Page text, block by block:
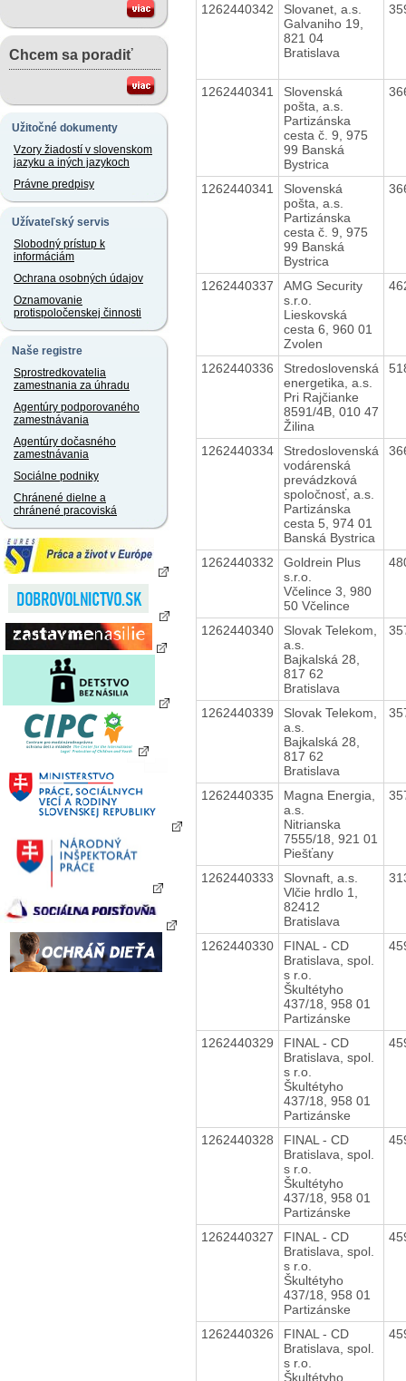
Chcem sa poradiť
Užitočné dokumenty
Vzory žiadostí v slovenskom
jazyku a iných jazykoch
Právne predpisy
Užívateľský servis
Slobodný prístup k
informáciám
Ochrana osobných údajov
Oznamovanie
protispoločenskej činnosti
Naše registre
Sprostredkovatelia
zamestnania za úhradu
Agentúry podporovaného
zamestnávania
Agentúry dočasného
zamestnávania
Sociálne podniky
Chránené dielne a
chránené pracoviská
1262440342
Slovanet, a.s.
Galvaniho 19,
821 04
Bratislava
1262440341
Slovenská
pošta, a.s.
Partizánska
cesta č. 9, 975
99 Banská
Bystrica
1262440341
Slovenská
pošta, a.s.
Partizánska
cesta č. 9, 975
99 Banská
Bystrica
1262440337
AMG Security
s.r.o.
Lieskovská
cesta 6, 960 01
Zvolen
1262440336
Stredoslovenská
energetika, a.s.
Pri Rajčianke
8591/4B, 010 47
Žilina
1262440334
Stredoslovenská
vodárenská
prevádzková
spoločnosť, a.s.
Partizánska
cesta 5, 974 01
Banská Bystrica
1262440332
Goldrein Plus
s.r.o.
Včelince 3, 980
50 Včelince
1262440340
Slovak Telekom,
a.s.
Bajkalská 28,
817 62
Bratislava
1262440339
Slovak Telekom,
a.s.
Bajkalská 28,
817 62
Bratislava
1262440335
Magna Energia,
a.s.
Nitrianska
7555/18, 921 01
Piešťany
1262440333
Slovnaft, a.s.
Vlčie hrdlo 1,
82412
Bratislava
1262440330
FINAL - CD
Bratislava, spol.
s r.o.
Škultétyho
437/18, 958 01
Partizánske
1262440329
FINAL - CD
Bratislava, spol.
s r.o.
Škultétyho
437/18, 958 01
Partizánske
1262440328
FINAL - CD
Bratislava, spol.
s r.o.
Škultétyho
437/18, 958 01
Partizánske
1262440327
FINAL - CD
Bratislava, spol.
s r.o.
Škultétyho
437/18, 958 01
Partizánske
1262440326
FINAL - CD
Bratislava, spol.
s r.o.
Škultétyho